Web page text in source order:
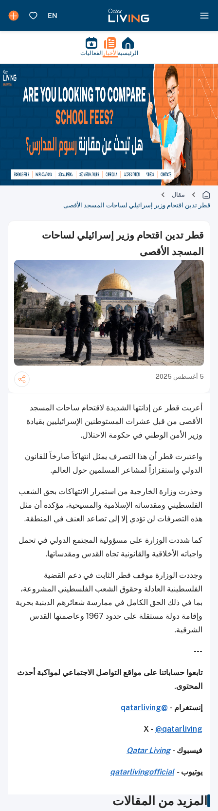
الرئيسية الأخبار الفعاليات
مقال
قطر تدين اقتحام وزير إسرائيلي لساحات المسجد الأقصى
قطر تدين اقتحام وزير إسرائيلي لساحات
المسجد الأقصى
5 أغسطس 2025
أعربت قطر عن إدانتها الشديدة لاقتحام ساحات المسجد
الأقصى من قبل عشرات المستوطنين الإسرائيليين بقيادة
وزير الأمن الوطني في حكومة الاحتلال.
واعتبرت قطر أن هذا التصرف يمثل انتهاكاً صارخاً للقانون
الدولي واستفزازاً لمشاعر المسلمين حول العالم.
وحذرت وزارة الخارجية من استمرار الانتهاكات بحق الشعب
الفلسطيني ومقدساته الإسلامية والمسيحية، مؤكدة أن مثل
هذه التصرفات لن تؤدي إلا إلى تصاعد العنف في المنطقة.
كما شددت الوزارة على مسؤولية المجتمع الدولي في تحمل
واجباته الأخلاقية والقانونية تجاه القدس ومقدساتها.
وجددت الوزارة موقف قطر الثابت في دعم القضية
الفلسطينية العادلة وحقوق الشعب الفلسطيني المشروعة،
بما في ذلك الحق الكامل في ممارسة شعائرهم الدينية بحرية
وإقامة دولة مستقلة على حدود 1967 وعاصمتها القدس
الشرقية.
---
تابعوا حساباتنا على مواقع التواصل الاجتماعي لمواكبة أحدث
المحتوى.
إنستغرام - @qatarliving
X - @qatarliving
فيسبوك -Qatar Living
يوتيوب-
qatarlivingofficial
المزيد من المقالات